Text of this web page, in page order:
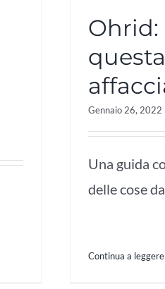
Ohrid:
Gennaio 26, 2022
Una guida
delle cose
Continua a leggere